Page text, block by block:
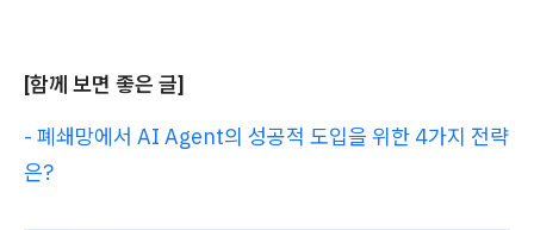
[함께 보면 좋은 글]
- 폐쇄망에서 AI Agent의 성공적 도입을 위한 4가지 전략
은?